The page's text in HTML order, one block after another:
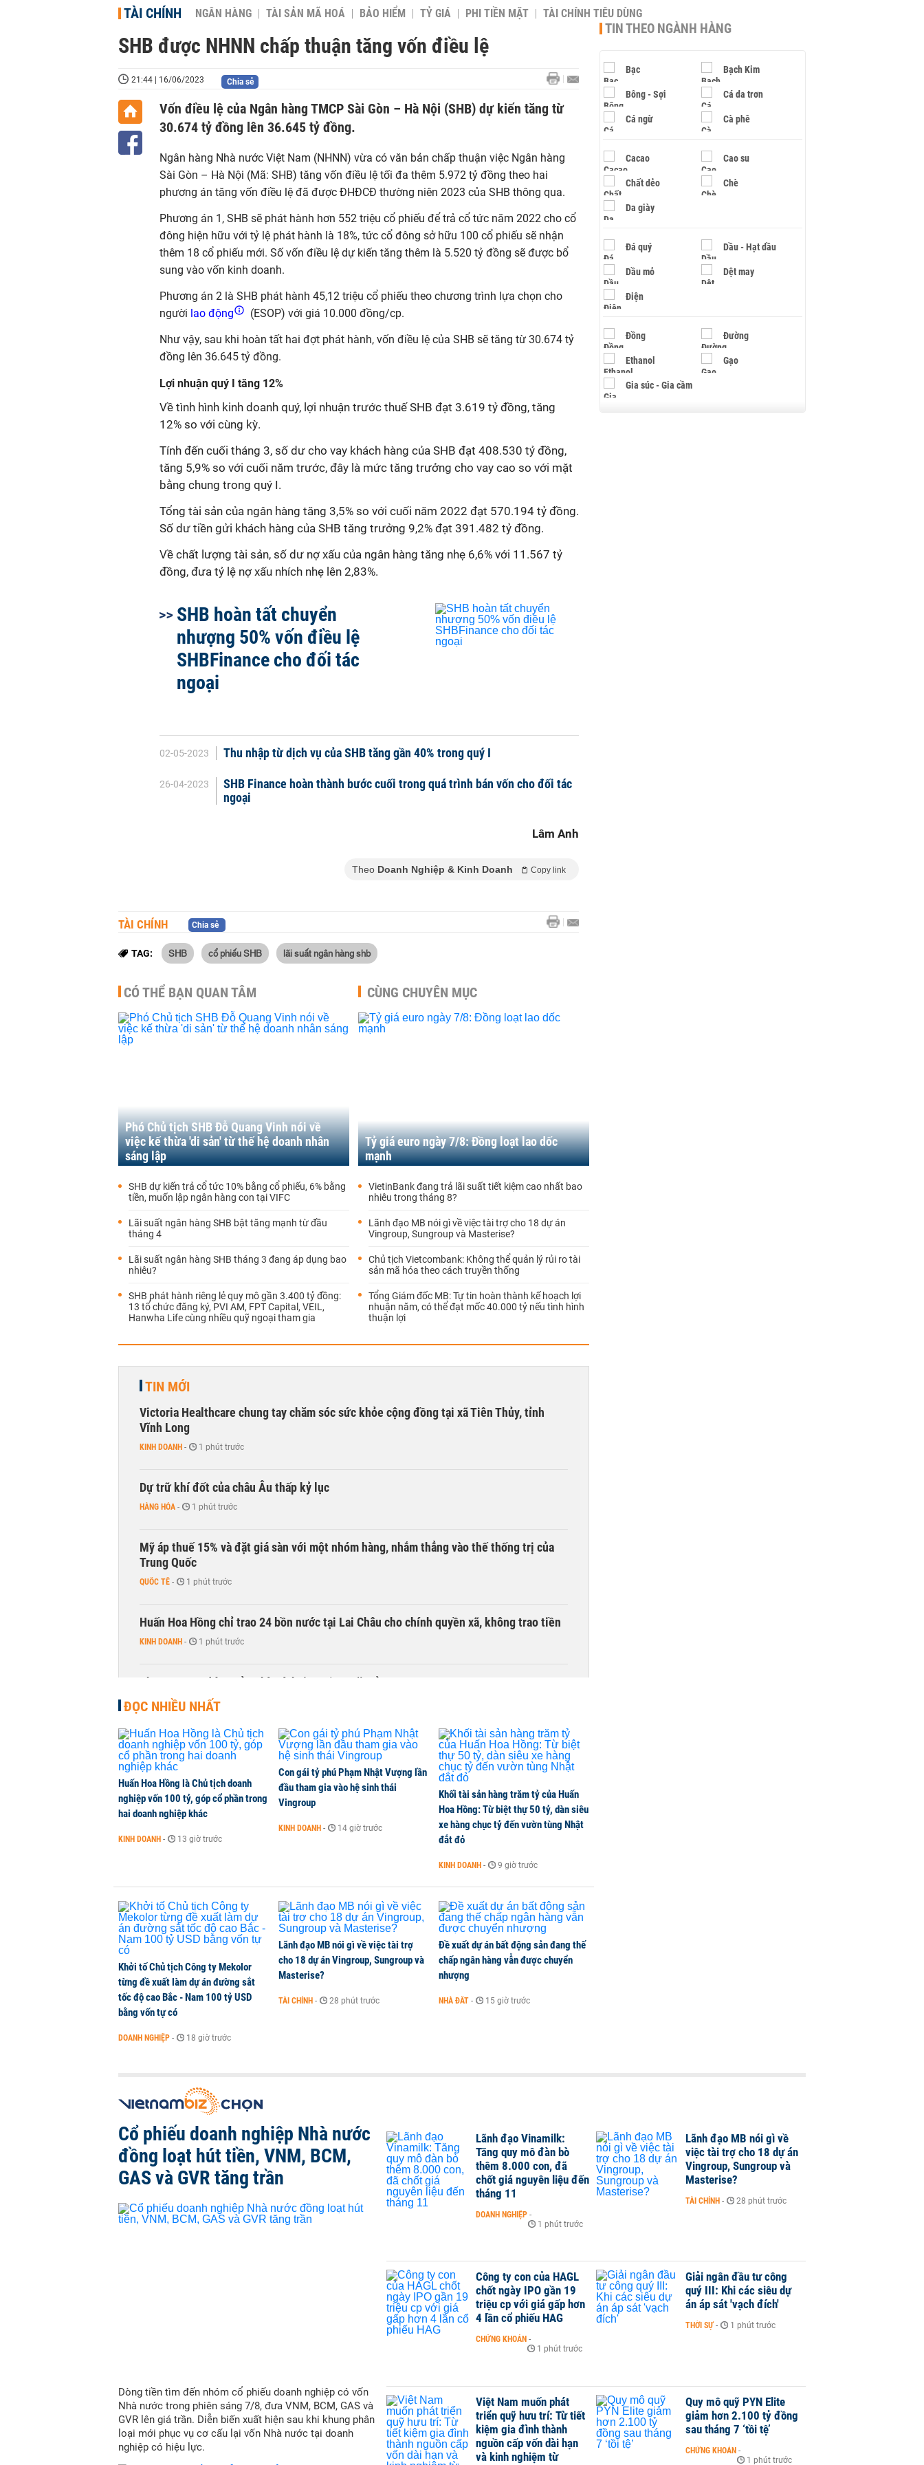
TÀI CHÍNH NGÂN HÀNG TÀI SẢN MÃ HOÁ BẢO HIỂM TỶ GIÁ PHI TIỀN MẶT TÀI CHÍNH TIÊU DÙNG
SHB được NHNN chấp thuận tăng vốn điều lệ
21:44 | 16/06/2023 Chia sẻ
Vốn điều lệ của Ngân hàng TMCP Sài Gòn – Hà Nội (SHB) dự kiến tăng từ
30.674 tỷ đồng lên 36.645 tỷ đồng.
Ngân hàng Nhà nước Việt Nam (NHNN) vừa có văn bản chấp thuận việc Ngân hàng
Sài Gòn – Hà Nội (Mã: SHB) tăng vốn điều lệ tối đa thêm 5.972 tỷ đồng theo hai
phương án tăng vốn điều lệ đã được ĐHĐCĐ thường niên 2023 của SHB thông qua.
Phương án 1, SHB sẽ phát hành hơn 552 triệu cổ phiếu để trả cổ tức năm 2022 cho cổ
đông hiện hữu với tỷ lệ phát hành là 18%, tức cổ đông sở hữu 100 cổ phiếu sẽ nhận
thêm 18 cổ phiếu mới. Số vốn điều lệ dự kiến tăng thêm là 5.520 tỷ đồng sẽ được bổ
sung vào vốn kinh doanh.
Phương án 2 là SHB phát hành 45,12 triệu cổ phiếu theo chương trình lựa chọn cho
người lao động (ESOP) với giá 10.000 đồng/cp.
Như vậy, sau khi hoàn tất hai đợt phát hành, vốn điều lệ của SHB sẽ tăng từ 30.674 tỷ
đồng lên 36.645 tỷ đồng.
Lợi nhuận quý I tăng 12%
Về tình hình kinh doanh quý, lợi nhuận trước thuếSHB đạt 3.619 tỷ đồng, tăng
12% so với cùng kỳ.
Tính đến cuối tháng 3, số dư cho vay khách hàng của SHB đạt 408.530 tỷ đồng,
tăng 5,9% so với cuối năm trước, đây là mức tăng trưởng cho vay cao so với mặt
bằng chung trong quý I.
Tổng tài sản của ngân hàng tăng 3,5% so với cuối năm 2022 đạt 570.194 tỷ đồng.
Số dư tiền gửi khách hàng của SHB tăng trưởng 9,2% đạt 391.482 tỷ đồng.
Về chất lượng tài sản, số dư nợ xấu của ngân hàng tăng nhẹ 6,6% với 11.567 tỷ
đồng, đưa tỷ lệ nợ xấu nhích nhẹ lên 2,83%.
SHB hoàn tất chuyển
nhượng 50% vốn điều lệ
SHBFinance cho đối tác
ngoại
02-05-2023 Thu nhập từ dịch vụ của SHB tăng gần 40% trong quý I
26-04-2023
SHB Finance hoàn thành bước cuối trong quá trình bán vốn cho đối tác
ngoại
Lâm Anh
Theo Doanh Nghiệp & Kinh Doanh Copy link
TÀI CHÍNH Chia sẻ
TAG: SHB cổ phiếu SHB lãi suất ngân hàng shb
CÓ THỂ BẠN QUAN TÂM
Phó Chủ tịch SHB Đỗ Quang Vinh nói về
việc kế thừa 'di sản' từ thế hệ doanh nhân
sáng lập
SHB dự kiến trả cổ tức 10% bằng cổ phiếu, 6% bằng
tiền, muốn lập ngân hàng con tại VIFC
Lãi suất ngân hàng SHB bật tăng mạnh từ đầu
tháng 4
Lãi suất ngân hàng SHB tháng 3 đang áp dụng bao
nhiêu?
SHB phát hành riêng lẻ quy mô gần 3.400 tỷ đồng:
13 tổ chức đăng ký, PVI AM, FPT Capital, VEIL,
Hanwha Life cùng nhiều quỹ ngoại tham gia
CÙNG CHUYÊN MỤC
Tỷ giá euro ngày 7/8: Đồng loạt lao dốc
mạnh
VietinBank đang trả lãi suất tiết kiệm cao nhất bao
nhiêu trong tháng 8?
Lãnh đạo MB nói gì về việc tài trợ cho 18 dự án
Vingroup, Sungroup và Masterise?
Chủ tịch Vietcombank: Không thể quản lý rủi ro tài
sản mã hóa theo cách truyền thống
Tổng Giám đốc MB: Tự tin hoàn thành kế hoạch lợi
nhuận năm, có thể đạt mốc 40.000 tỷ nếu tình hình
thuận lợi
TIN MỚI
Victoria Healthcare chung tay chăm sóc sức khỏe cộng đồng tại xã Tiên Thủy, tỉnh
Vĩnh Long
KINH DOANH - 1 phút trước
Dự trữ khí đốt của châu Âu thấp kỷ lục
HÀNG HÓA - 1 phút trước
Mỹ áp thuế 15% và đặt giá sàn với một nhóm hàng, nhắm thẳng vào thế thống trị của
Trung Quốc
QUỐC TẾ - 1 phút trước
Huấn Hoa Hồng chỉ trao 24 bồn nước tại Lai Châu cho chính quyền xã, không trao tiền
KINH DOANH - 1 phút trước
Phương Nam đóng cửa nhà sách tồn tại 44 năm ở TP HCM
KINH DOANH - 1 phút trước
ĐỌC NHIỀU NHẤT
Huấn Hoa Hồng là Chủ tịch doanh
nghiệp vốn 100 tỷ, góp cổ phần trong
hai doanh nghiệp khác
KINH DOANH - 13 giờ trước
Con gái tỷ phú Phạm Nhật Vượng lần
đầu tham gia vào hệ sinh thái
Vingroup
KINH DOANH - 14 giờ trước
Khối tài sản hàng trăm tỷ của Huấn
Hoa Hồng: Từ biệt thự 50 tỷ, dàn siêu
xe hàng chục tỷ đến vườn tùng Nhật
đắt đỏ
KINH DOANH - 9 giờ trước
Khởi tố Chủ tịch Công ty Mekolor
từng đề xuất làm dự án đường sắt
tốc độ cao Bắc - Nam 100 tỷ USD
bằng vốn tự có
DOANH NGHIỆP - 18 giờ trước
Lãnh đạo MB nói gì về việc tài trợ
cho 18 dự án Vingroup, Sungroup và
Masterise?
TÀI CHÍNH - 28 phút trước
Đề xuất dự án bất động sản đang thế
chấp ngân hàng vẫn được chuyển
nhượng
NHÀ ĐẤT - 15 giờ trước
TIN THEO NGÀNH HÀNG
Bạc Bạch Kim
Bông - Sợi Cá da trơn
Cá ngừ Cà phê
Cacao Cao su
Chất dẻo Chè
Da giày
Đá quý Dầu - Hạt dầu
Dầu mỏ Dệt may
Điện
Đồng Đường
Ethanol Gạo
Gia súc - Gia cầm
Cổ phiếu doanh nghiệp Nhà nước
đồng loạt hút tiền, VNM, BCM,
GAS và GVR tăng trần
Dòng tiền tìm đến nhóm cổ phiếu doanh nghiệp có vốn
Nhà nước trong phiên sáng 7/8, đưa VNM, BCM, GAS và
GVR lên giá trần. Diễn biến xuất hiện sau khi khung phân
loại mới phục vụ cơ cấu lại vốn Nhà nước tại doanh
nghiệp có hiệu lực.
Lãnh đạo Vinamilk:
Tăng quy mô đàn bò
thêm 8.000 con, đã
chốt giá nguyên liệu đến
tháng 11
DOANH NGHIỆP -
1 phút trước
Lãnh đạo MB nói gì về
việc tài trợ cho 18 dự án
Vingroup, Sungroup và
Masterise?
TÀI CHÍNH - 28 phút trước
Công ty con của HAGL
chốt ngày IPO gần 19
triệu cp với giá gấp hơn
4 lần cổ phiếu HAG
CHỨNG KHOÁN -
1 phút trước
Giải ngân đầu tư công
quý III: Khi các siêu dự
án áp sát 'vạch đích'
THỜI SỰ - 1 phút trước
Việt Nam muốn phát
triển quỹ hưu trí: Từ tiết
kiệm gia đình thành
nguồn cấp vốn dài hạn
và kinh nghiệm từ
Quy mô quỹ PYN Elite
giảm hơn 2.100 tỷ đồng
sau tháng 7 ‘tồi tệ’
CHỨNG KHOÁN -
1 phút trước